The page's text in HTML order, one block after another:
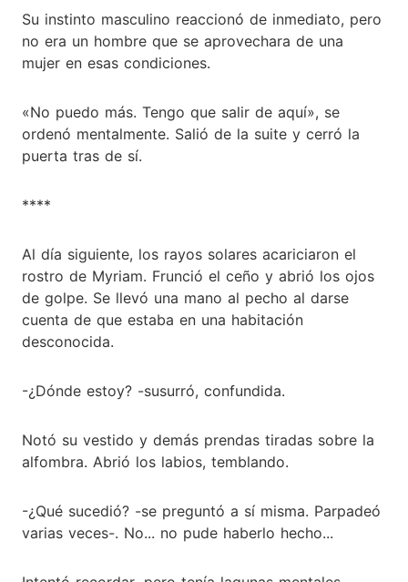
Su instinto masculino reaccionó de inmediato, pero
no era un hombre que se aprovechara de una
mujer en esas condiciones.
«No puedo más. Tengo que salir de aquí», se
ordenó mentalmente. Salió de la suite y cerró la
puerta tras de sí.
****
Al día siguiente, los rayos solares acariciaron el
rostro de Myriam. Frunció el ceño y abrió los ojos
de golpe. Se llevó una mano al pecho al darse
cuenta de que estaba en una habitación
desconocida.
-¿Dónde estoy? -susurró, confundida.
Notó su vestido y demás prendas tiradas sobre la
alfombra. Abrió los labios, temblando.
-¿Qué sucedió? -se preguntó a sí misma. Parpadeó
varias veces-. No... no pude haberlo hecho...